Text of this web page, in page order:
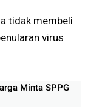
tidak membeli
virus
Minta SPPG